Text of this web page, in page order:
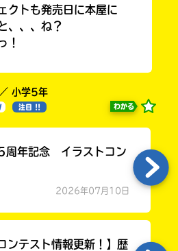
クトも発売日に本屋に
、、、ね？
！
小学5年
注目 !! わかる
5周年記念 イラストコン
2026年07月10日
テスト情報更新！】歴